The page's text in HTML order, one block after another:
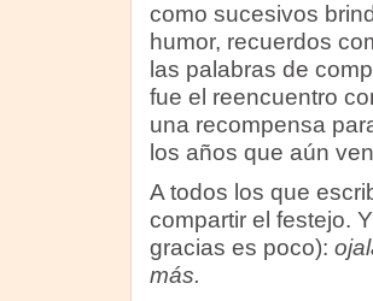
como sucesivos
humor, recuerdos
las palabras de
fue el reencuentro
una recompensa
los años que aún
A todos los que
compartir el festejo.
gracias es poco):
más.